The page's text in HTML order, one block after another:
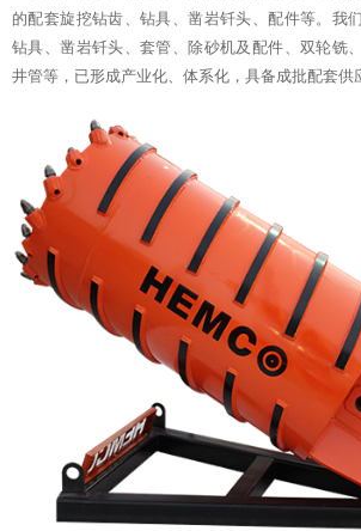
的配套旋挖钻齿、钻具、凿岩钎头、配件等。我
钻具、凿岩钎头、套管、除砂机及配件、双轮铣
井管等，已形成产业化、体系化，具备成批配套供